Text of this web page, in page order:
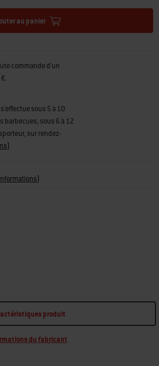
au panier
commande d'un
sous 5 à 10
barbecues, sous 6 à 12
sur rendez-
)
)
produit
du fabricant